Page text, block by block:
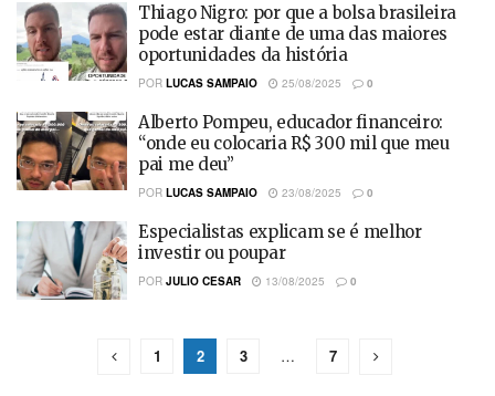
Thiago Nigro: por que a bolsa brasileira
pode estar diante de uma das maiores
oportunidades da história
POR LUCAS SAMPAIO 25/08/2025 0
Alberto Pompeu, educador financeiro:
“onde eu colocaria R$ 300 mil que meu
pai me deu”
POR LUCAS SAMPAIO 23/08/2025 0
Especialistas explicam se é melhor
investir ou poupar
POR JULIO CESAR 13/08/2025 0
1 2 3 … 7